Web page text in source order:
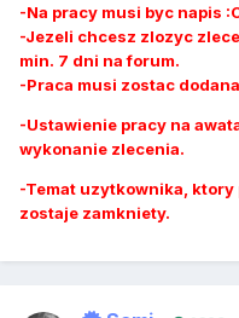
-Na pracy musi byc napis
-Jezeli chcesz zlozyc
min. 7 dni na forum.
-Praca musi zostac
-Ustawienie pracy na
wykonanie zlecenia.
-Temat uzytkownika,
zostaje zamkniety.